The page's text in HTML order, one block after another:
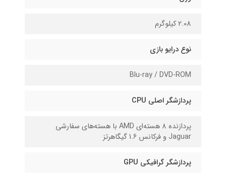
2.08 کیلوگرم
نوع درایو بازی
Blu-ray / DVD-ROM
پردازشگر اصلی CPU
پردازنده 8 هسته‌ای AMD‌ با‌ هسته‌های سفارشی
Jaguar و فرکانس 1.6 گیگاهرتز
پردازشگر گرافیکی GPU